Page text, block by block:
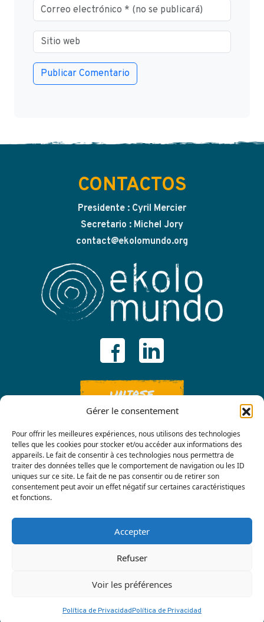
Gérer le consentement
Pour offrir les meilleures expériences, nous utilisons des technologies
telles que les cookies pour stocker et/ou accéder aux informations des
appareils. Le fait de consentir à ces technologies nous permettra de
traiter des données telles que le comportement de navigation ou les ID
uniques sur ce site. Le fait de ne pas consentir ou de retirer son
consentement peut avoir un effet négatif sur certaines caractéristiques
et fonctions.
Accepter
Refuser
Voir les préférences
Política de PrivacidadPolítica de Privacidad
CONTACTOS
Presidente : Cyril Mercier
Secretario : Michel Jory
contact@ekolomundo.org
UNIRSE
Contáctenos
Política de privacidad | Terre Nourricière